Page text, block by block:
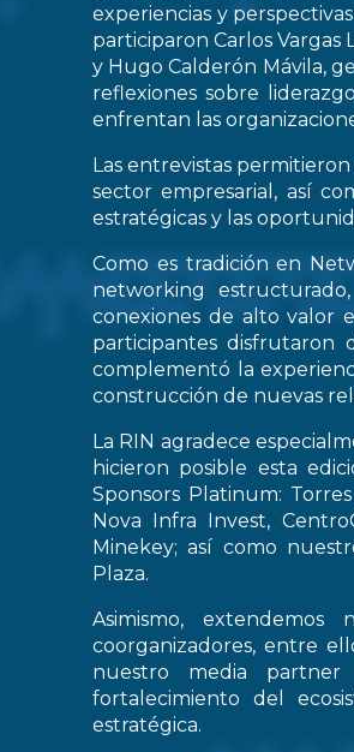
experiencias y
participaron Carlos
y Hugo Calderón Mávila,
reflexiones sobre
enfrentan las
Las entrevistas
sector empresarial, así
estratégicas y las
Como es tradición en
networking
conexiones de alto valor
participantes disfrutaron
complementó la
construcción de nuevas
La RIN agradece
hicieron posible esta
Sponsors Platinum:
Nova Infra Invest,
Minekey; así como
Plaza.
Asimismo,
coorganizadores, entre
nuestro media partner
fortalecimiento del
estratégica.